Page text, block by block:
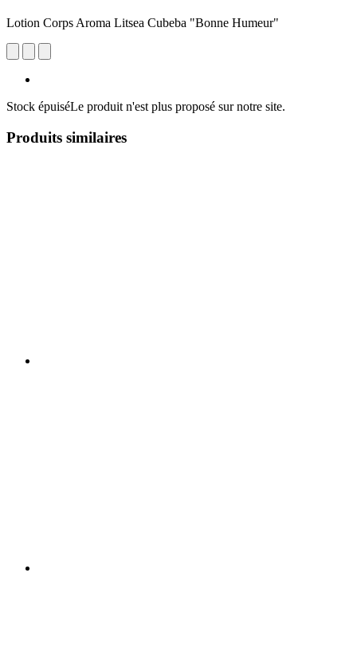
Lotion Corps Aroma Litsea Cubeba "Bonne Humeur"
Stock épuiséLe produit n'est plus proposé sur notre site.
Produits similaires